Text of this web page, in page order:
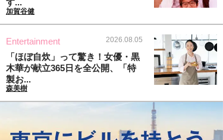
す...
加賀谷健
Entertainment 2026.08.05
「ほぼ自炊」って驚き！女優・黒
木華が献立365日を全公開、「特
製お...
森美樹